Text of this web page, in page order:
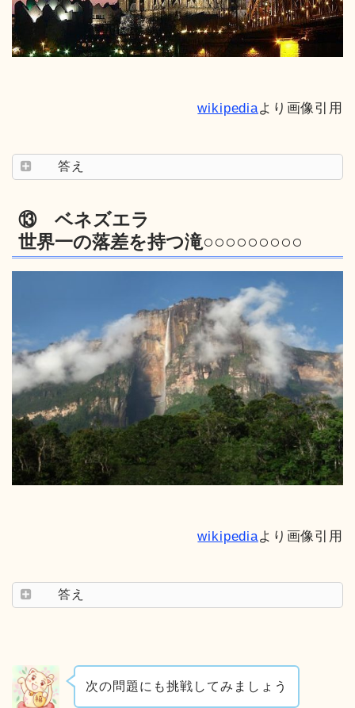
wikipediaより画像引用
答え
⑬ ベネズエラ
世界一の落差を持つ滝○○○○○○○○○
wikipediaより画像引用
答え
次の問題にも挑戦してみましょう